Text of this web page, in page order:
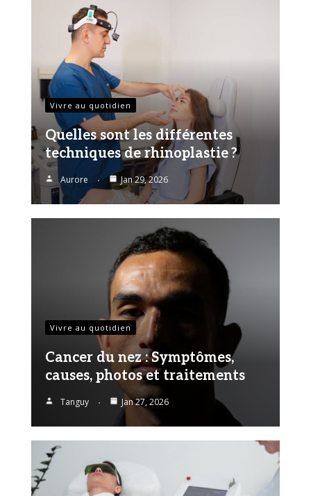
Vivre au quotidien
Quelles sont les différentes
techniques de rhinoplastie ?
Aurore Jan 29, 2026
Vivre au quotidien
Cancer du nez : Symptômes,
causes, photos et traitements
Tanguy Jan 27, 2026